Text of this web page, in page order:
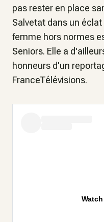
pas rester en place
Salvetat dans un
femme hors normes
Seniors. Elle a
honneurs d'un
FranceTélévisions.